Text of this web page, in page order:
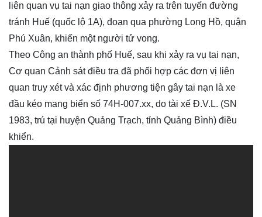
liên quan vụ tai nạn giao thông xảy ra trên tuyến đường
tránh Huế (quốc lộ 1A), đoạn qua phường Long Hồ, quận
Phú Xuân, khiến một người tử vong.
Theo Công an thành phố Huế, sau khi xảy ra vụ tai nạn,
Cơ quan Cảnh sát điều tra đã phối hợp các đơn vị liên
quan truy xét và xác định phương tiện gây tai nạn là xe
đầu kéo mang biển số 74H-007.xx, do tài xế Đ.V.L. (SN
1983, trú tại huyện Quảng Trạch, tỉnh Quảng Bình) điều
khiển.